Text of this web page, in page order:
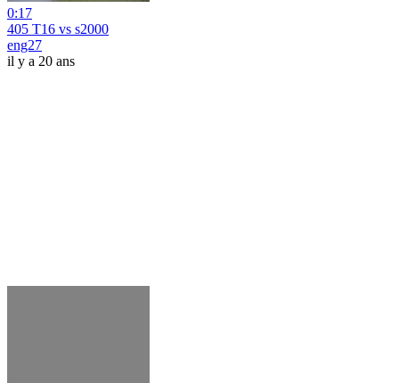
0:17
405 T16 vs s2000
eng27
il y a 20 ans